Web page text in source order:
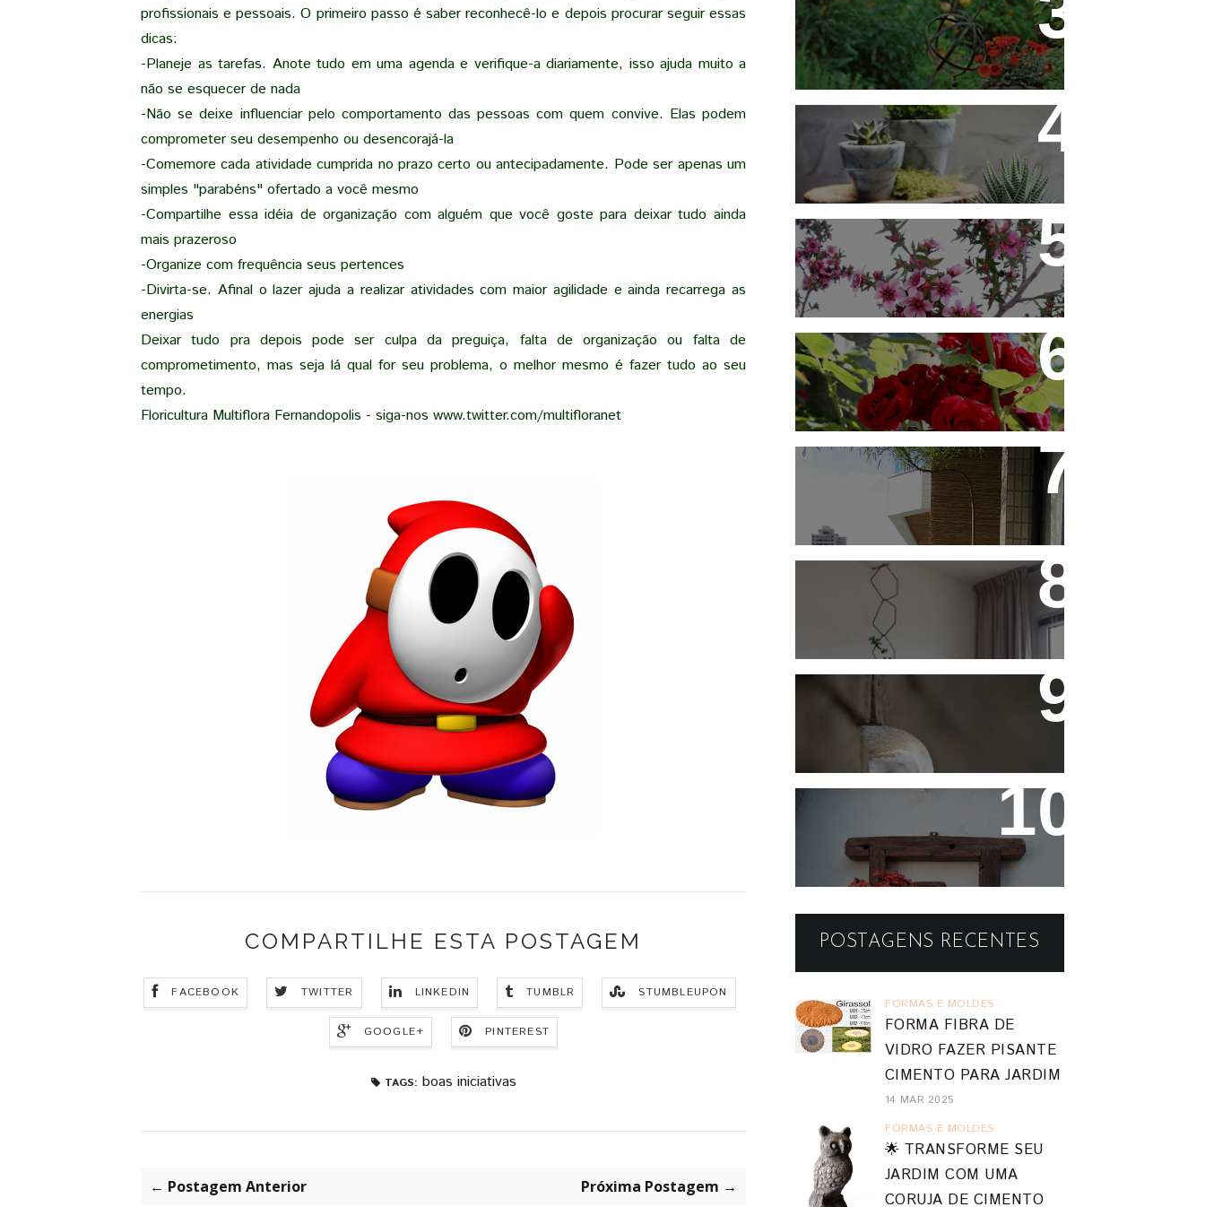
profissionais e pessoais. O primeiro passo é saber reconhecê-lo e depois procurar seguir essas
dicas:
-Planeje as tarefas. Anote tudo em uma agenda e verifique-a diariamente, isso ajuda muito a
não se esquecer de nada
-Não se deixe influenciar pelo comportamento das pessoas com quem convive. Elas podem
comprometer seu desempenho ou desencorajá-la
-Comemore cada atividade cumprida no prazo certo ou antecipadamente. Pode ser apenas um
simples "parabéns" ofertado a você mesmo
-Compartilhe essa idéia de organização com alguém que você goste para deixar tudo ainda
mais prazeroso
-Organize com frequência seus pertences
-Divirta-se. Afinal o lazer ajuda a realizar atividades com maior agilidade e ainda recarrega as
energias
Deixar tudo pra depois pode ser culpa da preguiça, falta de organização ou falta de
comprometimento, mas seja lá qual for seu problema, o melhor mesmo é fazer tudo ao seu
tempo.
Floricultura Multiflora Fernandopolis - siga-nos www.twitter.com/multifloranet
COMPARTILHE ESTA POSTAGEM
FACEBOOK TWITTER LINKEDIN TUMBLR STUMBLEUPON
GOOGLE+ PINTEREST
TAGS: boas iniciativas
← Postagem Anterior Próxima Postagem →
Flores em Meu Jardim o Ano
Todo
10 Novos Vasinhos na
Decoração - Parte 1
Érica Japonesa - Aprenda a
Cultivar
Você Sabe Tudo Sobre
Rosas?
Saiba Tudo Sobre Jardins de
Treliças, Ganchos e Suportes
- Parte 1
Fotos de Domingo - As
Melhores da Semana
Reaproveitando a Madeira -
Painéis e Vasos de Parede
POSTAGENS RECENTES
FORMAS E MOLDES
FORMA FIBRA DE
VIDRO FAZER PISANTE
CIMENTO PARA JARDIM
14 MAR 2025
FORMAS E MOLDES
🌟 TRANSFORME SEU
JARDIM COM UMA
CORUJA DE CIMENTO